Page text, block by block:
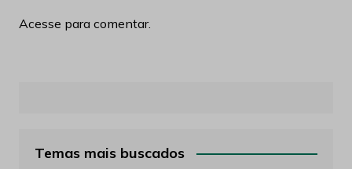
Acesse para comentar.
Temas mais buscados